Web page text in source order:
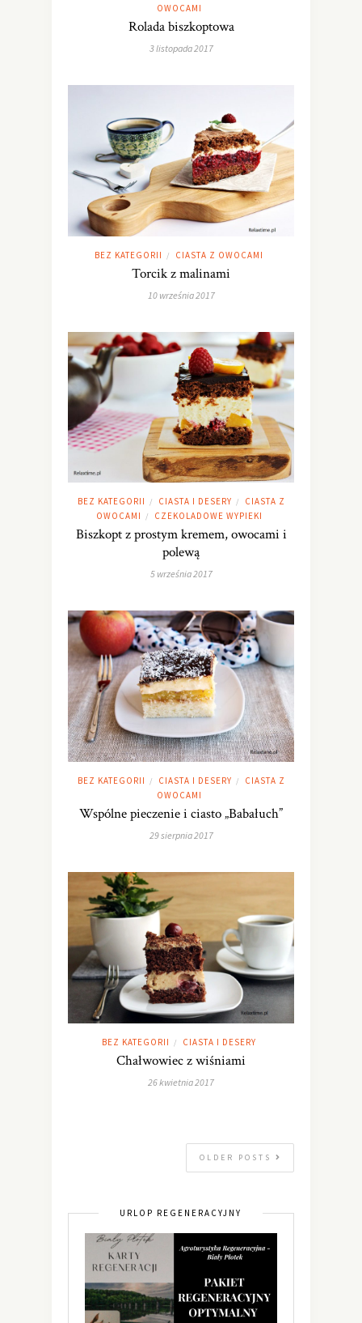
OWOCAMI
Rolada biszkoptowa
3 listopada 2017
BEZ KATEGORII / CIASTA Z OWOCAMI
Torcik z malinami
10 września 2017
BEZ KATEGORII / CIASTA I DESERY /
CIASTA Z
OWOCAMI
/ CZEKOLADOWE WYPIEKI
Biszkopt z prostym kremem, owocami i
polewą
5 września 2017
BEZ KATEGORII / CIASTA I DESERY /
CIASTA Z
OWOCAMI
Wspólne pieczenie i ciasto „Babałuch”
29 sierpnia 2017
BEZ KATEGORII / CIASTA I DESERY
Chałwowiec z wiśniami
26 kwietnia 2017
OLDER POSTS
URLOP REGENERACYJNY